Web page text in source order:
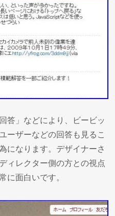
答」などにより、ビービッ
ーザーなどの回答も見るこ
になります。デザイナーさ
ィレクター側の方との視点
に面白いです。